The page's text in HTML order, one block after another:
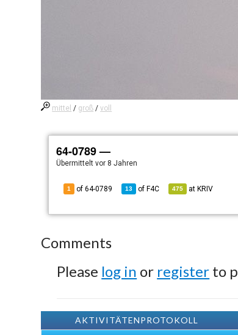
mittel / groß /voll
64-0789 —
Übermitteltvor 8 Jahren
1 of 64-0789 13 of F4C 475 at KRIV
Comments
Please log in or register to
AKTIVITÄTENPROTOKOLL